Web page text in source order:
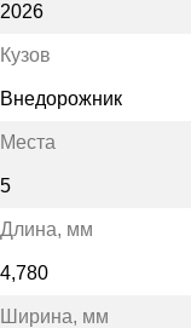
2026
Кузов
Внедорожник
Места
5
Длина, мм
4,780
Ширина, мм